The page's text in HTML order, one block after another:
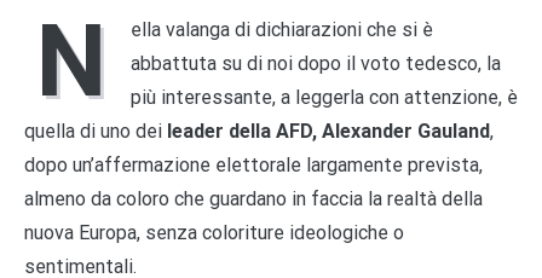
N
ella valanga di dichiarazioni che si è
abbattuta su di noi dopo il voto tedesco, la
più interessante, a leggerla con attenzione, è
quella di uno dei leader della AFD, Alexander Gauland,
dopo un’affermazione elettorale largamente prevista,
almeno da coloro che guardano in faccia la realtà della
nuova Europa, senza coloriture ideologiche o
sentimentali.